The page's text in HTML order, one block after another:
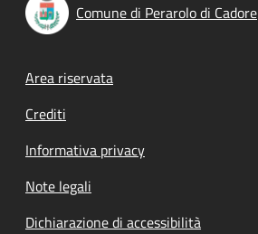
Comune di Perarolo di Cadore
Footer menu
Area riservata
Crediti
Informativa privacy
Note legali
Dichiarazione di accessibilità